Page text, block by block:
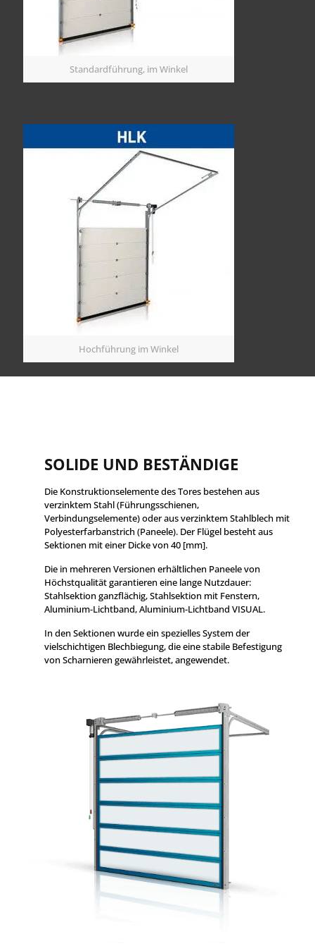
Standardführung, im Winkel
Hochführung im Winkel
SOLIDE UND BESTÄNDIGE
Die Konstruktionselemente des Tores bestehen aus
verzinktem Stahl (Führungsschienen,
Verbindungselemente) oder aus verzinktem Stahlblech mit
Polyesterfarbanstrich (Paneele). Der Flügel besteht aus
Sektionen mit einer Dicke von 40 [mm].
Die in mehreren Versionen erhältlichen Paneele von
Höchstqualität garantieren eine lange Nutzdauer:
Stahlsektion ganzflächig, Stahlsektion mit Fenstern,
Aluminium-Lichtband, Aluminium-Lichtband VISUAL.
In den Sektionen wurde ein spezielles System der
vielschichtigen Blechbiegung, die eine stabile Befestigung
von Scharnieren gewährleistet, angewendet.